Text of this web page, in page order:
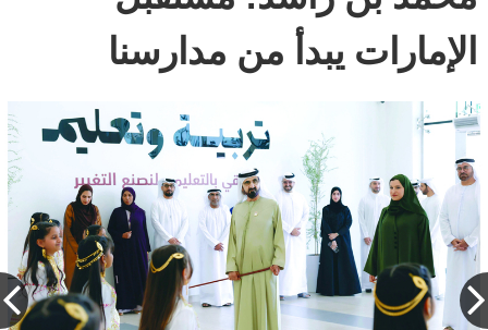
الإمارات يبدأ من مدارسنا